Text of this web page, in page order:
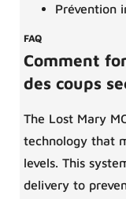
Prévention
FAQ
Comment
des coups
The Lost Mary
technology that
levels. This
delivery to